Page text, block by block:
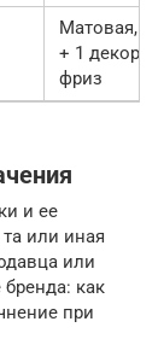
Матовая, 2
+ 1 декор +
фриз
и ее
или иная
или
как
при